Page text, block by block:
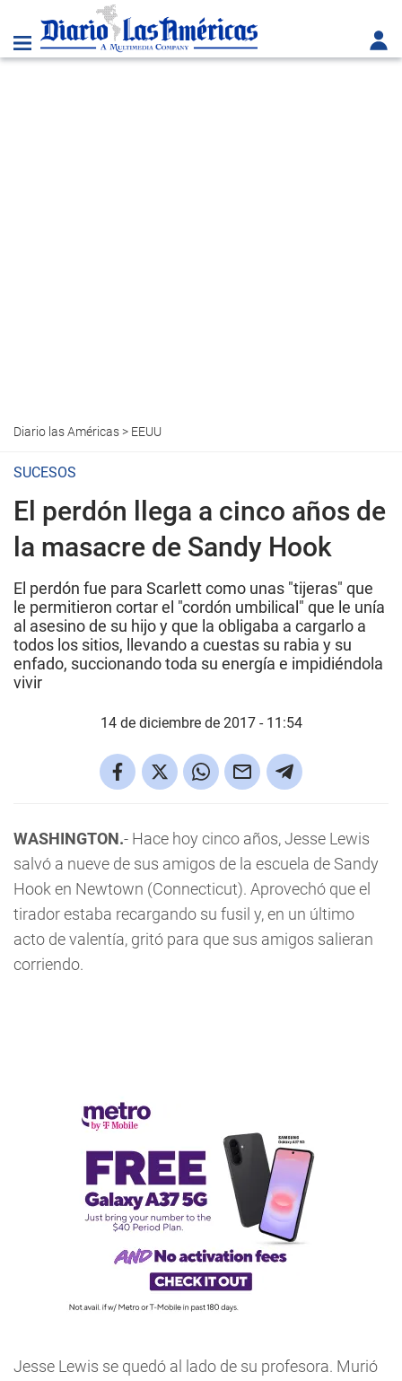
Diario las Américas> EEUU
SUCESOS
El perdón llega a cinco años de
la masacre de Sandy Hook
El perdón fue para Scarlett como unas "tijeras" que
le permitieron cortar el "cordón umbilical" que le unía
al asesino de su hijo y que la obligaba a cargarlo a
todos los sitios, llevando a cuestas su rabia y su
enfado, succionando toda su energía e impidiéndola
vivir
14 de diciembre de 2017 - 11:54
WASHINGTON.- Hace hoy cinco años, Jesse Lewis
salvó a nueve de sus amigos de la escuela de Sandy
Hook en Newtown (Connecticut). Aprovechó que el
tirador estaba recargando su fusil y, en un último
acto de valentía, gritó para que sus amigos salieran
corriendo.
Jesse Lewis se quedó al lado de su profesora. Murió